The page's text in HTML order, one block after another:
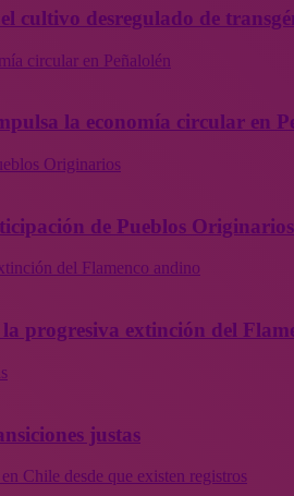
cultivo desregulado de
circular en Peñalolén
la economía circular en
Originarios
de Pueblos Originarios
del Flamenco andino
progresiva extinción del
justas
Chile desde que existen registros